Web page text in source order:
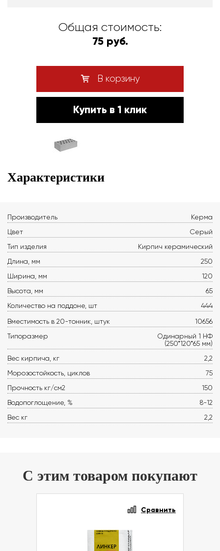
Общая стоимость:
75 руб.
В корзину
Купить в 1 клик
Характеристики
Производитель
Керма
Цвет
Серый
Тип изделия
Кирпич керамический
Длина, мм
250
Ширина, мм
120
Высота, мм
65
Количество на поддоне, шт
444
Вместимость в 20-тонник, штук
10656
Типоразмер
Одинарный 1 НФ
(250*120*65 мм)
Вес кирпича, кг
2,2
Морозостойкость, циклов
75
Прочность кг/см2
150
Водопоглощение, %
8-12
Вес кг
2,2
С этим товаром покупают
Сравнить